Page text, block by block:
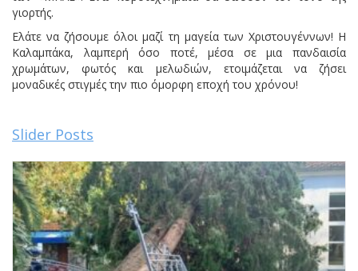
γιορτής.
Ελάτε να ζήσουμε όλοι μαζί τη μαγεία των Χριστουγέννων! Η
Καλαμπάκα, λαμπερή όσο ποτέ, μέσα σε μια πανδαισία
χρωμάτων, φωτός και μελωδιών, ετοιμάζεται να ζήσει
μοναδικές στιγμές την πιο όμορφη εποχή του χρόνου!
Slider Posts